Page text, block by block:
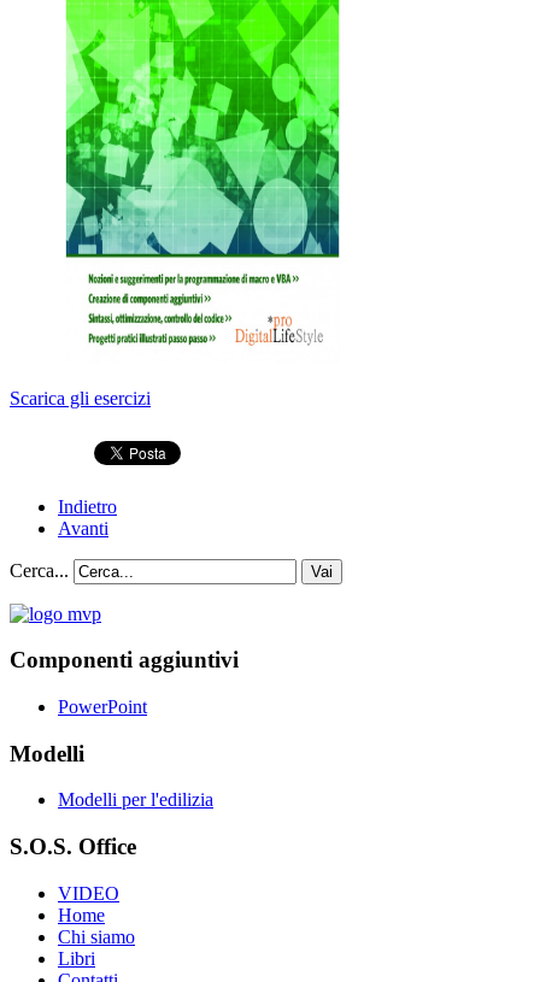
Scarica gli esercizi
Indietro
Avanti
Cerca... Vai
Componenti aggiuntivi
PowerPoint
Modelli
Modelli per l'edilizia
S.O.S. Office
VIDEO
Home
Chi siamo
Libri